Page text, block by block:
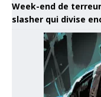
Week-end de
slasher qui divise